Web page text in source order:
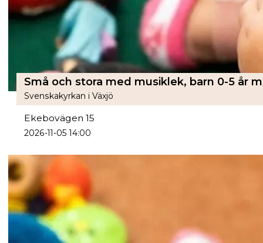
Svenskakyrkan i Växjö
Ekebovägen 15
2026-11-05 14:00